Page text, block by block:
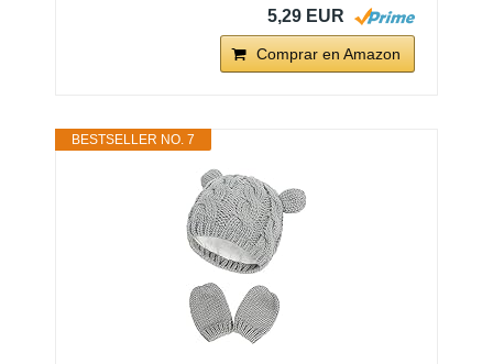
5,29 EUR
Comprar en Amazon
BESTSELLER NO. 7